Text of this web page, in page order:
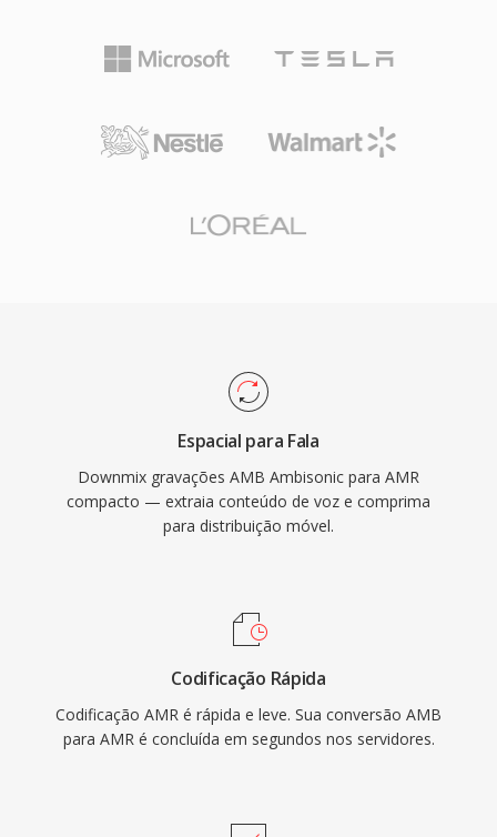
espacial sobre o mesmo arcabouco
virtual, vídeo em 360 graus é áudio espacial
para jogos, o Ambisonics experimentou um
YouTube para entrega de mídia imersiva.
definido pelas especificações do 3GPP é
representa um dos codecs de voz mais
utilizado em bilhoes de chamadas móveis. A
kbps ocupa aproximadamente 90 KB, prático
conforto, reduzindo a transmissão durante o
silencio. Embora o AMR seja inadequado para
música devido a sua largura de banda estreita
(300-3400 Hz), ele se destaca na entrega de
fala inteligivel sob condições de rede
desafiadoras.
Espacial para Fala
Downmix gravações AMB Ambisonic para AMR
compacto — extraia conteúdo de voz e comprima
para distribuição móvel.
Codificação Rápida
Codificação AMR é rápida e leve. Sua conversão AMB
para AMR é concluída em segundos nos servidores.